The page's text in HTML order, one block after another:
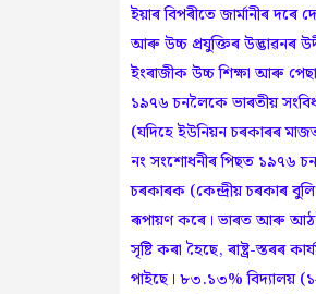
ইয়াৰ বিপৰীতে জাৰ্মানীৰ দৰে
আৰু উচ্চ প্ৰযুক্তিৰ উদ্ভাৱনৰ
ইংৰাজীক উচ্চ শিক্ষা আৰু
১৯৭৬ চনলৈকে ভাৰতীয়
(যদিহে ইউনিয়ন চৰকাৰৰ
নং সংশোধনীৰ পিছত ১৯৭৬
চৰকাৰক (কেন্দ্ৰীয় চৰকাৰ
ৰূপায়ণ কৰে। ভাৰত আৰু আঠটা
সৃষ্টি কৰা হৈছে, ৰাষ্ট্ৰ-স্তৰৰ
পাইছে। ৮৩.১৩% বিদ্যালয়